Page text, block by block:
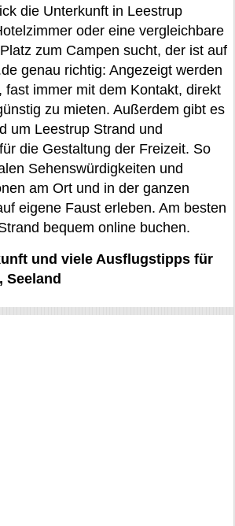
die Unterkunft in Leestrup
oder eine vergleichbare
zum Campen sucht, der ist auf
genau richtig: Angezeigt werden
fast immer mit dem Kontakt, direkt
zu mieten. Außerdem gibt es
um Leestrup Strand und
die Gestaltung der Freizeit. So
Sehenswürdigkeiten und
am Ort und in der ganzen
eigene Faust erleben. Am besten
bequem online buchen.
und viele Ausflugstipps für
Seeland